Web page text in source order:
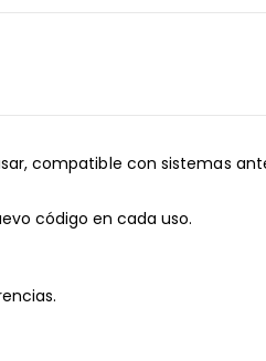
compatible con sistemas
código en cada uso.